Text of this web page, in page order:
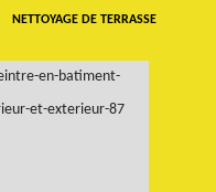
NETTOYAGE DE TERRASSE